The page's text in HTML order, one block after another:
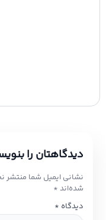
را بنویسید
ایمیل شما منتشر نخواهد
*
*